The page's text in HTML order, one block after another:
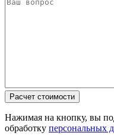
Нажимая на кнопку, вы
обработку персональных